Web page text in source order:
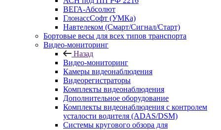
ВЕГА-Абсолют
ГлонассСофт (УМКа)
Навтелеком (Смарт/Сигнал/Старт)
Бортовые весы для всех типов транспорта
Видео-мониторинг
Назад
Видео-мониторинг
Камеры видеонаблюдения
Видеорегистраторы
Комплекты видеонаблюдения
Дополнительное оборудование
Комплекты видеонаблюдения с контролем
усталости водителя (ADAS/DSM)
Системы кругового обзора для